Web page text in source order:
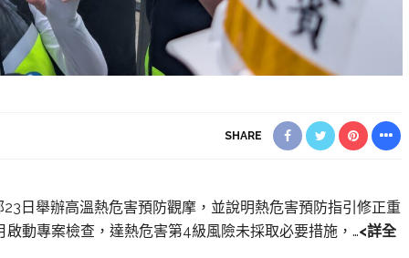
SHARE
日舉辦高溫熱危害預防觀摩，並說明熱危害預防指引修正重
動專案檢查，達熱危害第4級風險未採取必要措施，…<詳全